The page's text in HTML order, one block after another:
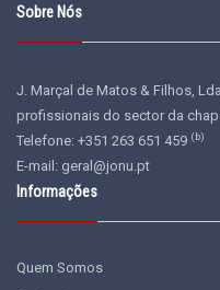
Sobre Nós
J. Marçal de Matos & Filhos,
profissionais do sector da
Telefone: +351 263 651 459 (b)
E-mail: geral@jonu.pt
Informações
Quem Somos